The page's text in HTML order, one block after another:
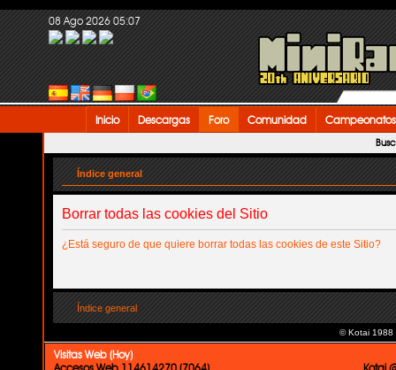
08 Ago 2026 05:07
Inicio Descargas Foro Comunidad Campeonatos
Índice general
Borrar todas las cookies del Sitio
¿Está seguro de que quiere borrar todas las cookies de este Sitio?
Índice general
© Kotai 1988
Visitas Web (Hoy)